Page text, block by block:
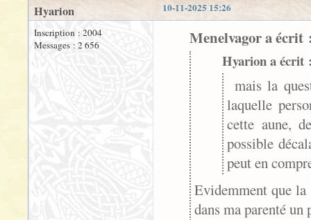
10-11-2025 15:26
Hyarion
Inscription : 2004
Messages : 2 656
Menelvagor a écrit
Hyarion a écrit
mais la
laquelle
cette aune,
possible
peut en
Evidemment que
dans ma parenté